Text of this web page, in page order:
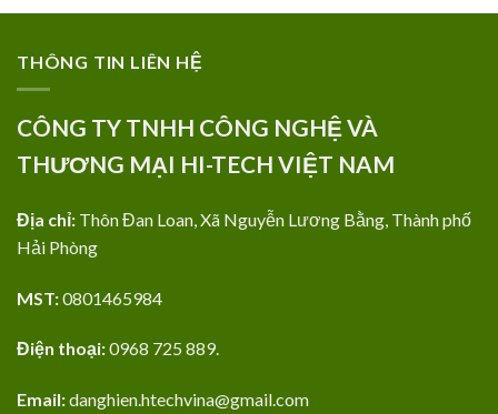
THÔNG TIN LIÊN HỆ
CÔNG TY TNHH CÔNG NGHỆ VÀ
THƯƠNG MẠI HI-TECH VIỆT NAM
Địa chỉ: Thôn Đan Loan, Xã Nguyễn Lương Bằng, Thành phố
Hải Phòng
MST:0801465984
Điện thoại:0968 725 889.
Email:danghien.htechvina@gmail.com